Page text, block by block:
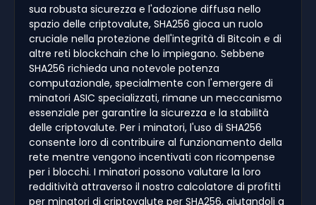
sua robusta sicurezza e l'adozione diffusa nello
spazio delle criptovalute, SHA256 gioca un ruolo
cruciale nella protezione dell'integrità di Bitcoin e di
altre reti blockchain che lo impiegano. Sebbene
SHA256 richieda una notevole potenza
computazionale, specialmente con l'emergere di
minatori ASIC specializzati, rimane un meccanismo
essenziale per garantire la sicurezza e la stabilità
delle criptovalute. Per i minatori, l'uso di SHA256
consente loro di contribuire al funzionamento della
rete mentre vengono incentivati con ricompense
per i blocchi. I minatori possono valutare la loro
redditività attraverso il nostro calcolatore di profitti
per minatori di criptovalute per SHA256, aiutandoli a